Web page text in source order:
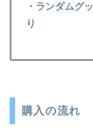
・ランダムグ
り
購入の流れ